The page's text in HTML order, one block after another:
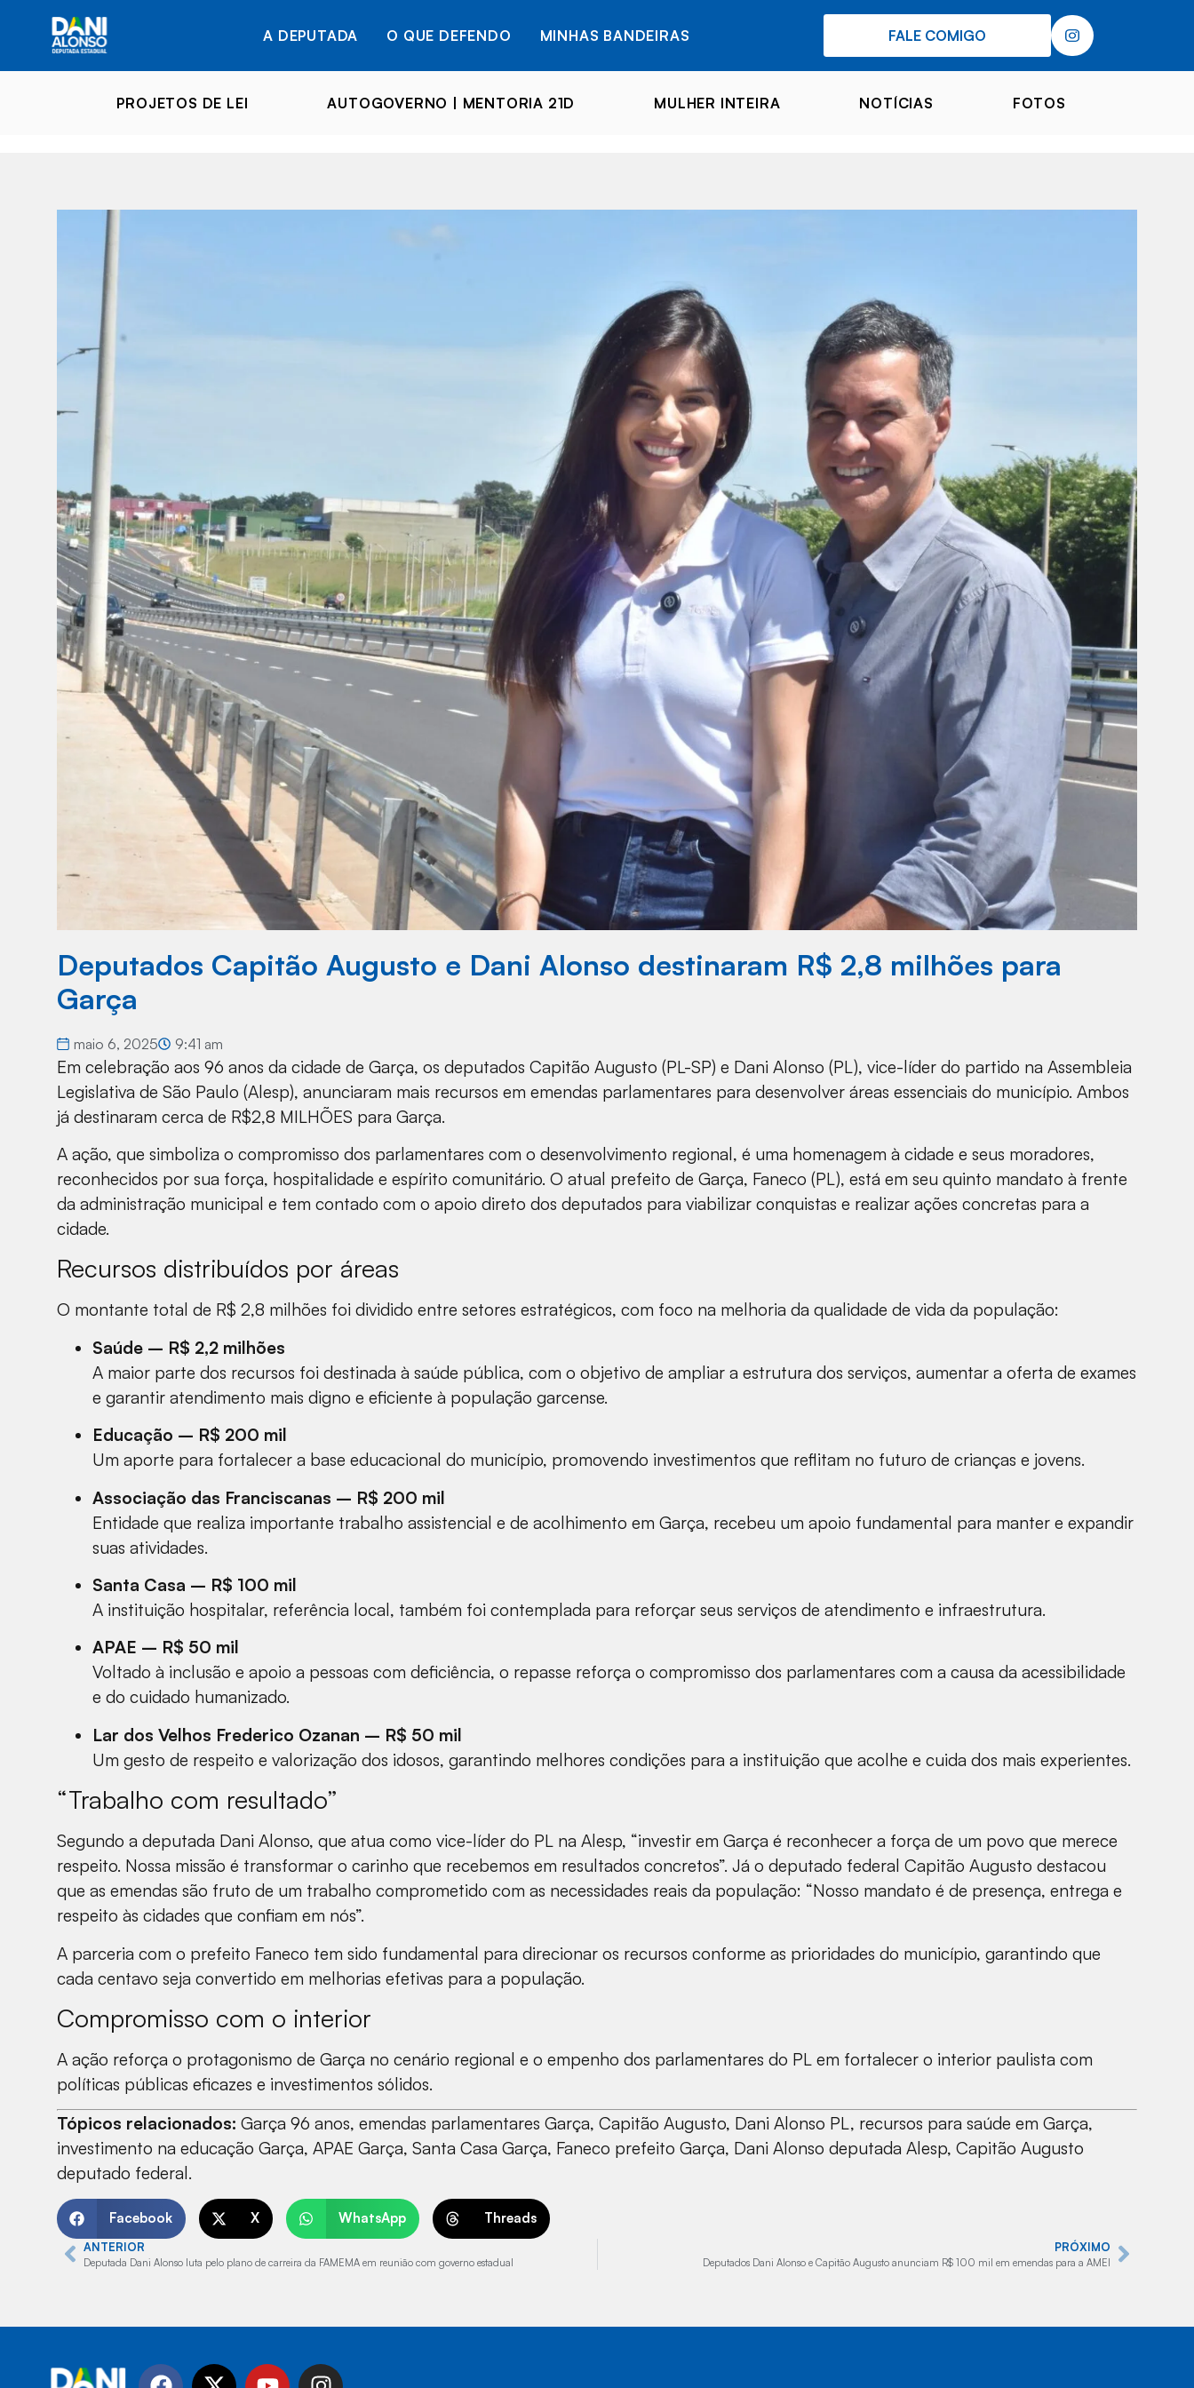
A DEPUTADA O QUE DEFENDO MINHAS BANDEIRAS FALE COMIGO
PROJETOS DE LEI AUTOGOVERNO | MENTORIA 21D MULHER INTEIRA NOTÍCIAS FOTOS
Deputados Capitão Augusto e Dani Alonso destinaram R$ 2,8 milhões para
Garça
maio 6, 2025 9:41 am
Em celebração aos 96 anos da cidade de Garça, os deputados Capitão Augusto (PL-SP) e Dani Alonso (PL), vice-líder do partido na Assembleia
Legislativa de São Paulo (Alesp), anunciaram mais recursos em emendas parlamentares para desenvolver áreas essenciais do município. Ambos
já destinaram cerca de R$2,8 MILHÕES para Garça.
A ação, que simboliza o compromisso dos parlamentares com o desenvolvimento regional, é uma homenagem à cidade e seus moradores,
reconhecidos por sua força, hospitalidade e espírito comunitário. O atual prefeito de Garça, Faneco (PL), está em seu quinto mandato à frente
da administração municipal e tem contado com o apoio direto dos deputados para viabilizar conquistas e realizar ações concretas para a
cidade.
Recursos distribuídos por áreas
O montante total de R$ 2,8 milhões foi dividido entre setores estratégicos, com foco na melhoria da qualidade de vida da população:
Saúde – R$ 2,2 milhões
A maior parte dos recursos foi destinada à saúde pública, com o objetivo de ampliar a estrutura dos serviços, aumentar a oferta de exames
e garantir atendimento mais digno e eficiente à população garcense.
Educação – R$ 200 mil
Um aporte para fortalecer a base educacional do município, promovendo investimentos que reflitam no futuro de crianças e jovens.
Associação das Franciscanas – R$ 200 mil
Entidade que realiza importante trabalho assistencial e de acolhimento em Garça, recebeu um apoio fundamental para manter e expandir
suas atividades.
Santa Casa – R$ 100 mil
A instituição hospitalar, referência local, também foi contemplada para reforçar seus serviços de atendimento e infraestrutura.
APAE – R$ 50 mil
Voltado à inclusão e apoio a pessoas com deficiência, o repasse reforça o compromisso dos parlamentares com a causa da acessibilidade
e do cuidado humanizado.
Lar dos Velhos Frederico Ozanan – R$ 50 mil
Um gesto de respeito e valorização dos idosos, garantindo melhores condições para a instituição que acolhe e cuida dos mais experientes.
“Trabalho com resultado”
Segundo a deputada Dani Alonso, que atua como vice-líder do PL na Alesp, “investir em Garça é reconhecer a força de um povo que merece
respeito. Nossa missão é transformar o carinho que recebemos em resultados concretos”. Já o deputado federal Capitão Augusto destacou
que as emendas são fruto de um trabalho comprometido com as necessidades reais da população: “Nosso mandato é de presença, entrega e
respeito às cidades que confiam em nós”.
A parceria com o prefeito Faneco tem sido fundamental para direcionar os recursos conforme as prioridades do município, garantindo que
cada centavo seja convertido em melhorias efetivas para a população.
Compromisso com o interior
A ação reforça o protagonismo de Garça no cenário regional e o empenho dos parlamentares do PL em fortalecer o interior paulista com
políticas públicas eficazes e investimentos sólidos.
Tópicos relacionados: Garça 96 anos, emendas parlamentares Garça, Capitão Augusto, Dani Alonso PL, recursos para saúde em Garça,
investimento na educação Garça, APAE Garça, Santa Casa Garça, Faneco prefeito Garça, Dani Alonso deputada Alesp, Capitão Augusto
deputado federal.
Facebook X WhatsApp Threads
ANTERIOR
Deputada Dani Alonso luta pelo plano de carreira da FAMEMA em reunião com governo estadual
PRÓXIMO
Deputados Dani Alonso e Capitão Augusto anunciam R$ 100 mil em emendas para a AMEI